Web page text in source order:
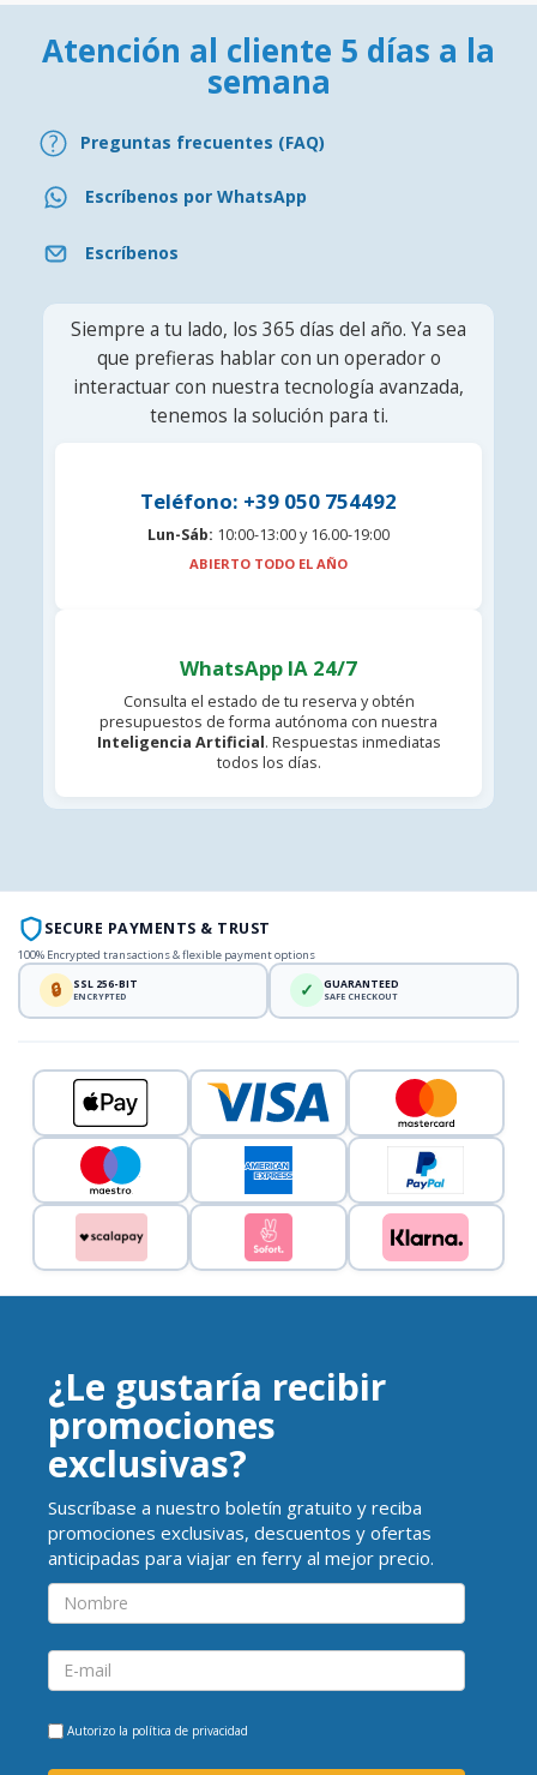
Atención al cliente 5 días a la
semana
Preguntas frecuentes (FAQ)
Escríbenos por WhatsApp
Escríbenos
Siempre a tu lado, los 365 días del año. Ya sea
que prefieras hablar con un operador o
interactuar con nuestra tecnología avanzada,
tenemos la solución para ti.
Teléfono: +39 050 754492
Lun-Sáb: 10:00-13:00 y 16.00-19:00
ABIERTO TODO EL AÑO
WhatsApp IA 24/7
Consulta el estado de tu reserva y obtén
presupuestos de forma autónoma con nuestra
Inteligencia Artificial. Respuestas inmediatas
todos los días.
SECURE PAYMENTS & TRUST
100% Encrypted transactions & flexible payment options
🔒 SSL 256-BIT
ENCRYPTED ✓ GUARANTEED
SAFE CHECKOUT
¿Le gustaría recibir
promociones
exclusivas?
Suscríbase a nuestro boletín gratuito y reciba
promociones exclusivas, descuentos y ofertas
anticipadas para viajar en ferry al mejor precio.
Autorizo la política de privacidad